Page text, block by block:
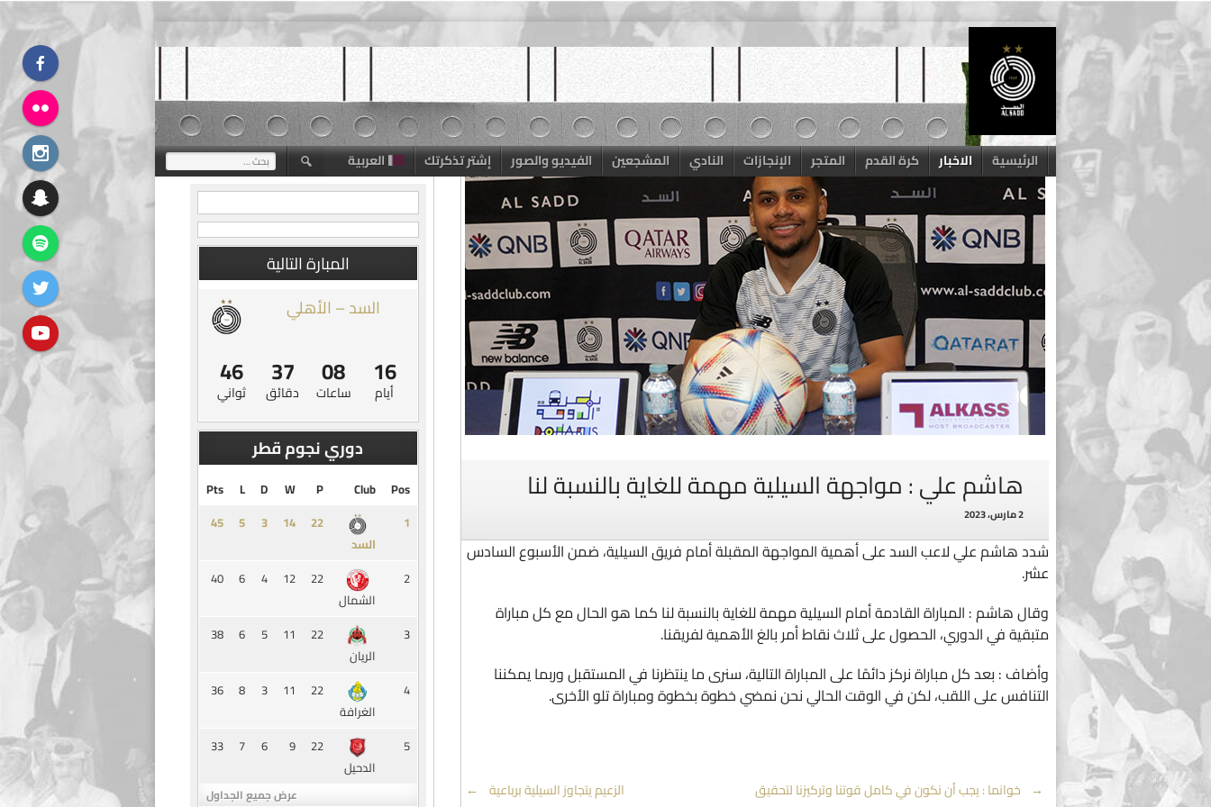
Skip
content
الرئيسية الاخبار كرة القدم المتجر الإنجازات النادي المشجعين الفيديو والصور إشتر تذكرتك العربية البحث
عن:
هاشم علي : مواجهة السيلية مهمة للغاية بالنسبة لنا
2 مارس، 2023
شدد هاشم علي لاعب السد على أهمية المواجهة المقبلة أمام فريق السيلية، ضمن الأسبوع السادس
عشر.
وقال هاشم : المباراة القادمة أمام السيلية مهمة للغاية بالنسبة لنا كما هو الحال مع كل مباراة
متبقية في الدوري، الحصول على ثلاث نقاط أمر بالغ الأهمية لفريقنا.
وأضاف : بعد كل مباراة نركز دائمًا على المباراة التالية، سنرى ما ينتظرنا في المستقبل وربما يمكننا
التنافس على اللقب، لكن في الوقت الحالي نحن نمضي خطوة بخطوة ومباراة تلو الأخرى.
← خوانما : يجب أن نكون في كامل قوتنا وتركيزنا لتحقيق
الزعيم يتجاوز السيلية برباعية →
المبارة التالية
السد – الأهلي
16
أيام
08
ساعات
37
دقائق
46
ثواني
دوري نجوم قطر
Pos
Club
P
W
D
L
Pts
1
السد
‏22
14
3
5
45
2
الشمال
22
12
4
6
40
3
الريان
22
11
5
6
38
4
الغرافة
22
11
3
8
36
5
الدحيل
22
9
6
7
33
عرض جميع الجداول